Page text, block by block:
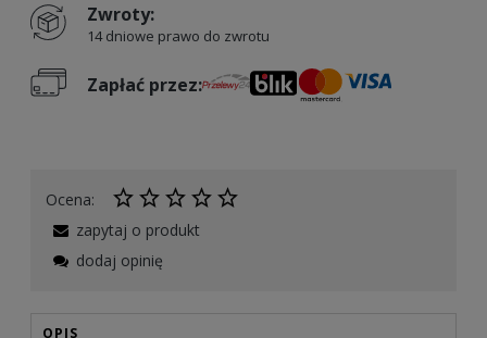
Zwroty:
14 dniowe prawo do zwrotu
Zapłać przez:
Ocena:
zapytaj o produkt
dodaj opinię
OPIS